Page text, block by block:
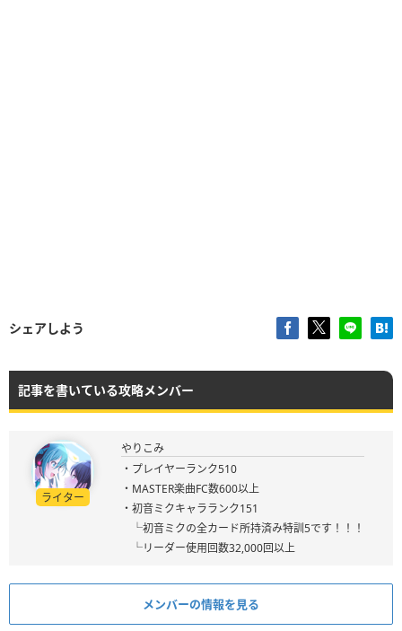
シェアしよう
記事を書いている攻略メンバー
ライター
やりこみ
・プレイヤーランク510
・MASTER楽曲FC数600以上
・初音ミクキャラランク151
└初音ミクの全カード所持済み特訓5です！！！
└リーダー使用回数32,000回以上
メンバーの情報を見る